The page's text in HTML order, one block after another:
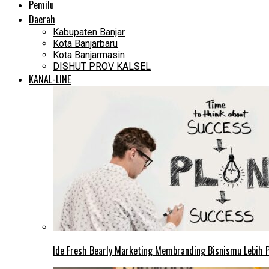
Pemilu
Daerah
Kabupaten Banjar
Kota Banjarbaru
Kota Banjarmasin
DISHUT PROV KALSEL
KANAL-LINE
Ide Fresh Bearly Marketing Membranding Bisnismu Lebih